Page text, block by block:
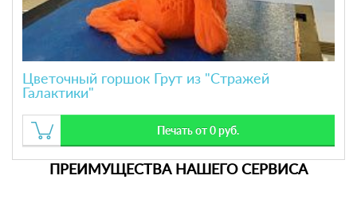
Цветочный горшок Грут из "Стражей
Галактики"
Печать от 0 руб.
ПРЕИМУЩЕСТВА НАШЕГО СЕРВИСА